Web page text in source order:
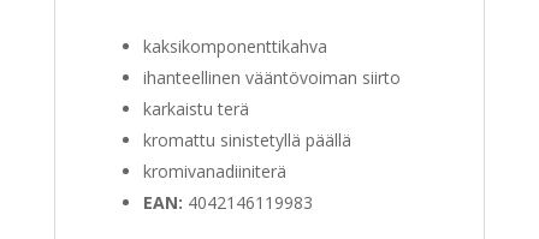
kaksikomponenttikahva
ihanteellinen vääntövoiman siirto
karkaistu terä
kromattu sinistetyllä päällä
kromivanadiiniterä
EAN: 4042146119983